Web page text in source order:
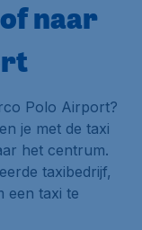
naar
Polo Airport?
je met de taxi
het centrum.
taxibedrijf,
een taxi te